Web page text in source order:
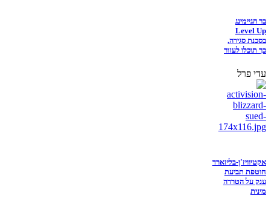
בר הגיימינג
Level Up
בסכנת סגירה,
כך תוכלו לעזור
עדי פרל
אקטיוויז'ן-בליזארד
חוטפת תביעת
ענק על הטרדה
מינית